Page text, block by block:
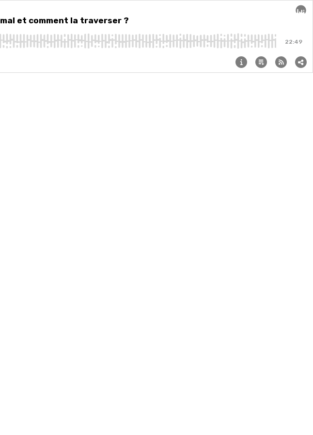
traverser ?
et comment la traverser ?
22:49